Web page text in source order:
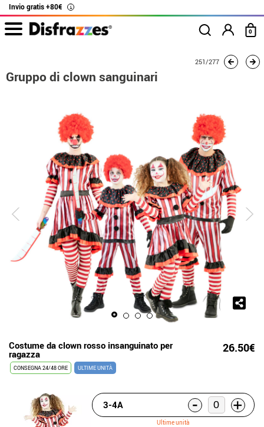
Invio gratis +80€ i
0
Gruppo di clown sanguinari
251/277
Gruppo di clown sanguinari
Costume da clown rosso insanguinato per
ragazza 26.50€
CONSEGNA 24/48 ORE ULTIME UNITÀ
3-4A - +
Ultime unità